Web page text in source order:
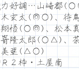
力好調…山崎郡
玄太(◎○)、待
悟(○◎)、松本
隆太郎(○△)、
亜(△○)
２枠・土屋南